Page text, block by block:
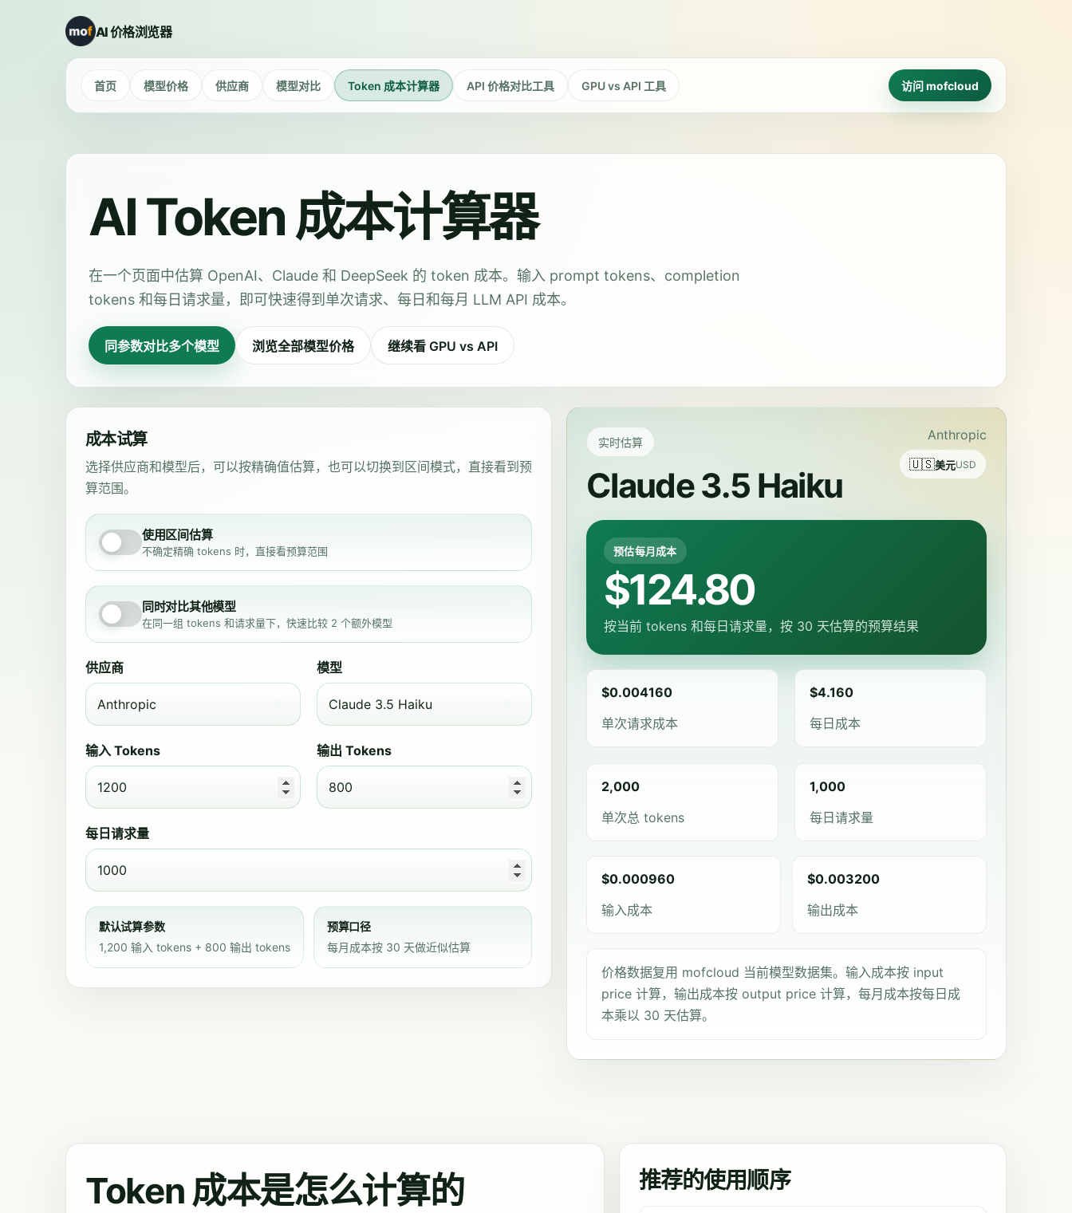
AI 价格浏览器
首页 模型价格 供应商 模型对比 Token 成本计算器 API 价格对比工具 GPU vs API 工具 访问 mofcloud
AI Token 成本计算器
在一个页面中估算 OpenAI、Claude 和 DeepSeek 的 token 成本。输入 prompt tokens、completion
tokens 和每日请求量，即可快速得到单次请求、每日和每月 LLM API 成本。
同参数对比多个模型 浏览全部模型价格 继续看 GPU vs API
成本试算
选择供应商和模型后，可以按精确值估算，也可以切换到区间模式，直接看到预
算范围。
使用区间估算
不确定精确 tokens 时，直接看预算范围
同时对比其他模型
在同一组 tokens 和请求量下，快速比较 2 个额外模型
供应商 模型
输入 Tokens 输出 Tokens
每日请求量
默认试算参数
1,200 输入 tokens + 800 输出 tokens
预算口径
每月成本按 30 天做近似估算
实时估算
Claude 3.5 Haiku
Anthropic
🇺🇸美元USD
预估每月成本
$124.80
按当前 tokens 和每日请求量，按 30 天估算的预算结果
$0.004160
单次请求成本
$4.160
每日成本
2,000
单次总 tokens
1,000
每日请求量
$0.000960
输入成本
$0.003200
输出成本
价格数据复用 mofcloud 当前模型数据集。输入成本按 input
price 计算，输出成本按 output price 计算，每月成本按每日成
本乘以 30 天估算。
Token 成本是怎么计算的 推荐的使用顺序